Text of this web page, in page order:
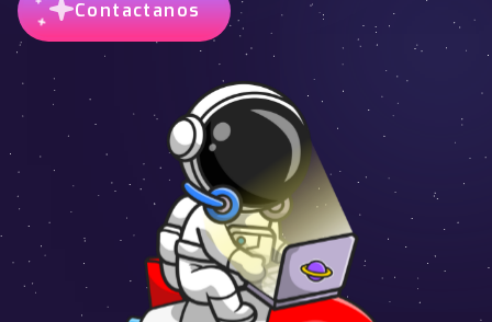
Contactanos